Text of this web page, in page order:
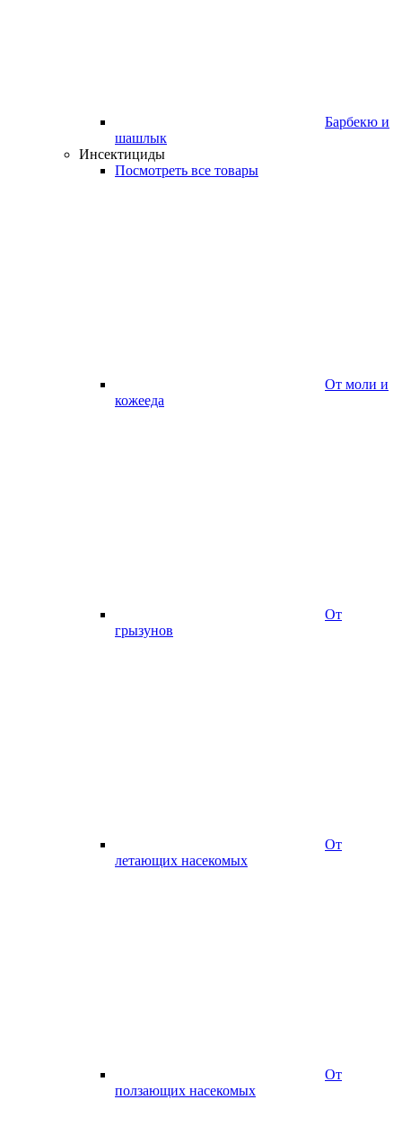
Барбекю и
шашлык
Инсектициды
Посмотреть все товары
От моли и
кожееда
От
грызунов
От
летающих насекомых
От
ползающих насекомых